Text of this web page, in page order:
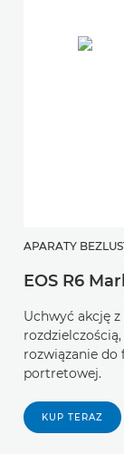
APARATY
EOS R6
Uchwyć akcję
rozwiązanie
portretowej.
KUP TERAZ